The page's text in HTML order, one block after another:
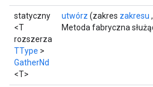
statyczny
<T
rozszerza
TType >
GatherNd
<T>
utwórz (zakres zakresu
Metoda fabryczna